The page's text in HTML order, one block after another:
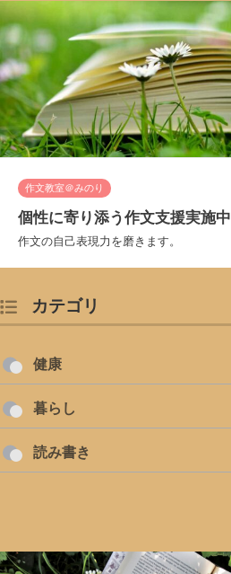
作文教室＠みのり
個性に寄り添う作文支援実施中
作文の自己表現力を磨きます。
カテゴリ
健康
暮らし
読み書き